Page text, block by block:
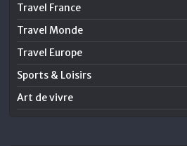
Travel France
Travel Monde
Travel Europe
Sports & Loisirs
Art de vivre